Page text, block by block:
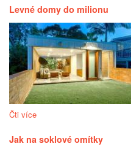
Levné domy do milionu
Čti více
Jak na soklové omítky